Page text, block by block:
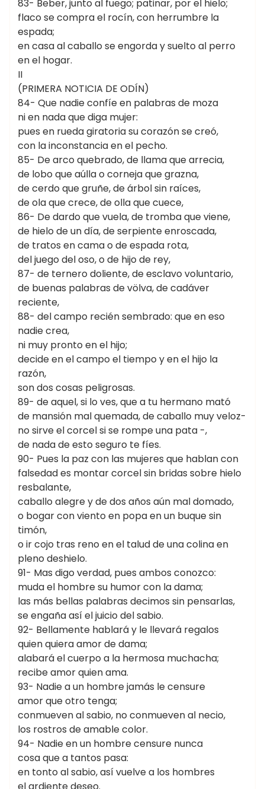
83- Beber, junto al fuego; patinar, por el hielo;
flaco se compra el rocín, con herrumbre la
espada;
en casa al caballo se engorda y suelto al perro
en el hogar.
II
(PRIMERA NOTICIA DE ODÍN)
84- Que nadie confíe en palabras de moza
ni en nada que diga mujer:
pues en rueda giratoria su corazón se creó,
con la inconstancia en el pecho.
85- De arco quebrado, de llama que arrecia,
de lobo que aúlla o corneja que grazna,
de cerdo que gruñe, de árbol sin raíces,
de ola que crece, de olla que cuece,
86- De dardo que vuela, de tromba que viene,
de hielo de un día, de serpiente enroscada,
de tratos en cama o de espada rota,
del juego del oso, o de hijo de rey,
87- de ternero doliente, de esclavo voluntario,
de buenas palabras de völva, de cadáver
reciente,
88- del campo recién sembrado: que en eso
nadie crea,
ni muy pronto en el hijo;
decide en el campo el tiempo y en el hijo la
razón,
son dos cosas peligrosas.
89- de aquel, si lo ves, que a tu hermano mató
de mansión mal quemada, de caballo muy veloz-
no sirve el corcel si se rompe una pata -,
de nada de esto seguro te fíes.
90- Pues la paz con las mujeres que hablan con
falsedad es montar corcel sin bridas sobre hielo
resbalante,
caballo alegre y de dos años aún mal domado,
o bogar con viento en popa en un buque sin
timón,
o ir cojo tras reno en el talud de una colina en
pleno deshielo.
91- Mas digo verdad, pues ambos conozco:
muda el hombre su humor con la dama;
las más bellas palabras decimos sin pensarlas,
se engaña así el juicio del sabio.
92- Bellamente hablará y le llevará regalos
quien quiera amor de dama;
alabará el cuerpo a la hermosa muchacha;
recibe amor quien ama.
93- Nadie a un hombre jamás le censure
amor que otro tenga;
conmueven al sabio, no conmueven al necio,
los rostros de amable color.
94- Nadie en un hombre censure nunca
cosa que a tantos pasa:
en tonto al sabio, así vuelve a los hombres